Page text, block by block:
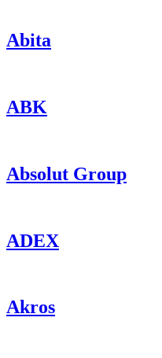
Abita
ABK
Absolut Group
ADEX
Akros